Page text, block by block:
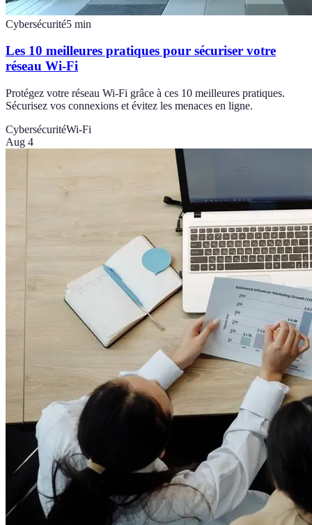
Cybersécurité5 min
Les 10 meilleures pratiques pour sécuriser votre
réseau Wi-Fi
Protégez votre réseau Wi-Fi grâce à ces 10 meilleures pratiques.
Sécurisez vos connexions et évitez les menaces en ligne.
CybersécuritéWi-Fi
Aug 4